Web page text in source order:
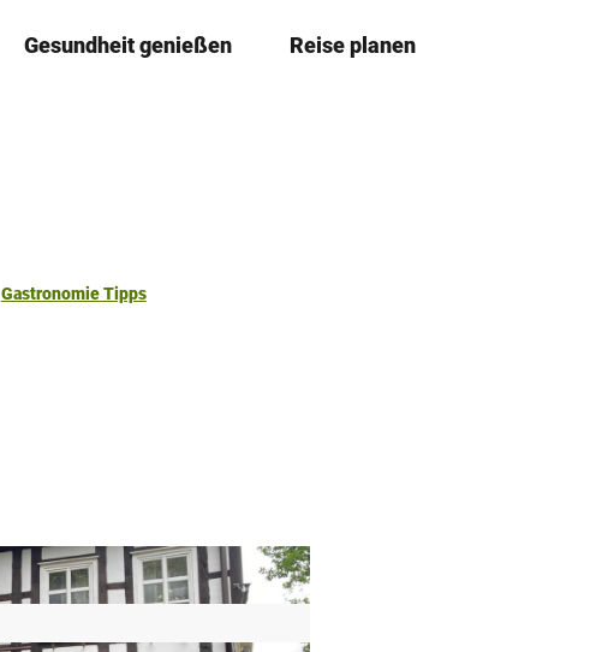
Gesundheit genießen Reise planen
Gastronomie Tipps